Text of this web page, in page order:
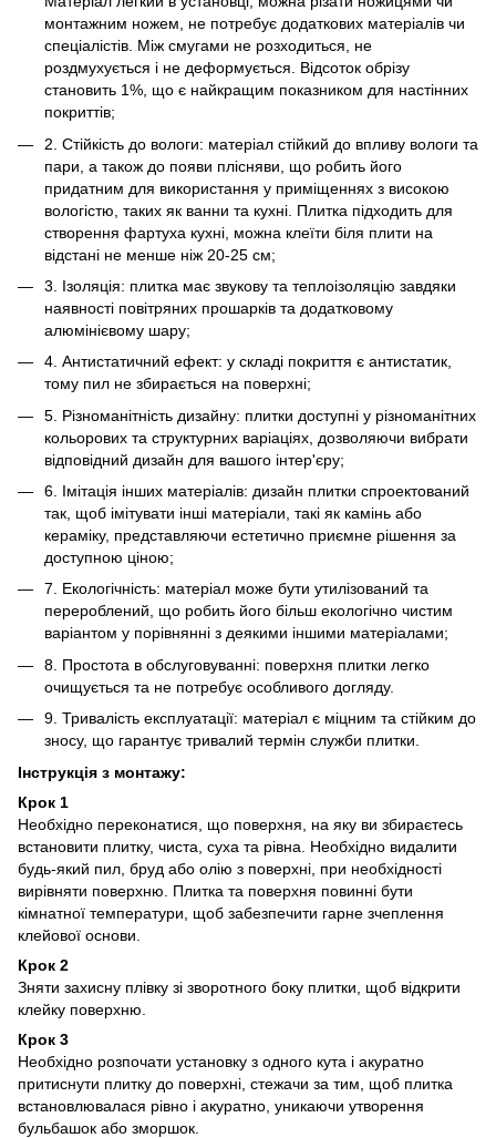
монтажним ножем, не потребує додаткових матеріалів чи
спеціалістів. Між смугами не розходиться, не
роздмухується і не деформується. Відсоток обрізу
становить 1%, що є найкращим показником для настінних
покриттів;
2. Стійкість до вологи: матеріал стійкий до впливу вологи та
пари, а також до появи плісняви, що робить його
придатним для використання у приміщеннях з високою
вологістю, таких як ванни та кухні. Плитка підходить для
створення фартуха кухні, можна клеїти біля плити на
відстані не менше ніж 20-25 см;
3. Ізоляція: плитка має звукову та теплоізоляцію завдяки
наявності повітряних прошарків та додатковому
алюмінієвому шару;
4. Антистатичний ефект: у складі покриття є антистатик,
тому пил не збирається на поверхні;
5. Різноманітність дизайну: плитки доступні у різноманітних
кольорових та структурних варіаціях, дозволяючи вибрати
відповідний дизайн для вашого інтер'єру;
6. Імітація інших матеріалів: дизайн плитки спроектований
так, щоб імітувати інші матеріали, такі як камінь або
кераміку, представляючи естетично приємне рішення за
доступною ціною;
7. Екологічність: матеріал може бути утилізований та
перероблений, що робить його більш екологічно чистим
варіантом у порівнянні з деякими іншими матеріалами;
8. Простота в обслуговуванні: поверхня плитки легко
очищується та не потребує особливого догляду.
9. Тривалість експлуатації: матеріал є міцним та стійким до
зносу, що гарантує тривалий термін служби плитки.
Інструкція з монтажу:
Крок 1
Необхідно переконатися, що поверхня, на яку ви збираєтесь
встановити плитку, чиста, суха та рівна. Необхідно видалити
будь-який пил, бруд або олію з поверхні, при необхідності
вирівняти поверхню. Плитка та поверхня повинні бути
кімнатної температури, щоб забезпечити гарне зчеплення
клейової основи.
Крок 2
Зняти захисну плівку зі зворотного боку плитки, щоб відкрити
клейку поверхню.
Крок 3
Необхідно розпочати установку з одного кута і акуратно
притиснути плитку до поверхні, стежачи за тим, щоб плитка
встановлювалася рівно і акуратно, уникаючи утворення
бульбашок або зморшок.